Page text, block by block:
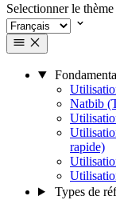
Selectionner le thème
Natbib
rapide)
Types de